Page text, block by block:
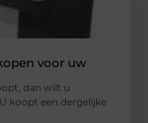
voor uw
dan wilt u
koopt een dergelijke